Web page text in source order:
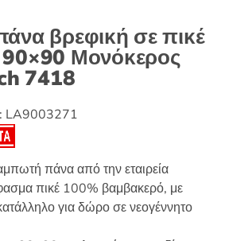
βρεφική σε πικέ
Μονόκερος
7418
LA9003271
πάνα από την εταιρεία
πικέ 100% βαμβακερό, με
για δώρο σε νεογέννητο